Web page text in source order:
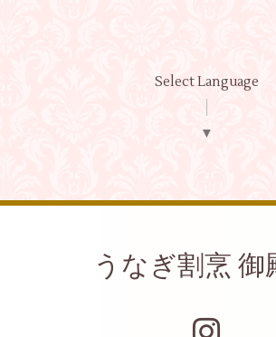
Select Language
▼
うなぎ割烹 御